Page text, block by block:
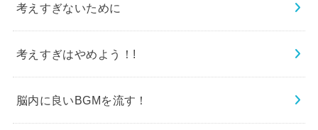
考えすぎないために
考えすぎはやめよう！!
脳内に良いBGMを流す！